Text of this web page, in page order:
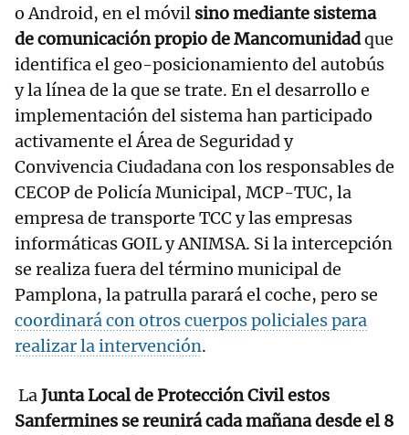
o Android, en el móvil sino mediante sistema
de comunicación propio de Mancomunidadque
identifica el geo-posicionamiento del autobús
y la línea de la que se trate. En el desarrollo e
implementación del sistema han participado
activamente el Área de Seguridad y
Convivencia Ciudadana con los responsables de
CECOP de Policía Municipal, MCP-TUC, la
empresa de transporte TCC y las empresas
informáticas GOIL y ANIMSA. Si la intercepción
se realiza fuera del término municipal de
Pamplona, la patrulla parará el coche, pero se
coordinará con otros cuerpos policiales para
realizar la intervención.
LaJunta Local de Protección Civil estos
Sanfermines se reunirá cada mañana desde el 8